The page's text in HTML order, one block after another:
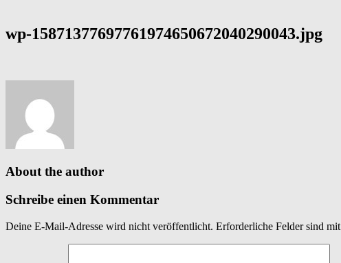
wp-15871377697761974650672040290043.jpg
About the author
Schreibe einen Kommentar
Deine E-Mail-Adresse wird nicht veröffentlicht. Erforderliche Felder sind mit